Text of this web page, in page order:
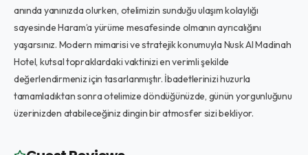
anında yanınızda olurken, otelimizin sunduğu ulaşım kolaylığı
sayesinde Haram’a yürüme mesafesinde olmanın ayrıcalığını
yaşarsınız. Modern mimarisi ve stratejik konumuyla Nusk Al Madinah
Hotel, kutsal topraklardaki vaktinizi en verimli şekilde
değerlendirmeniz için tasarlanmıştır. İbadetlerinizi huzurla
tamamladıktan sonra otelimize döndüğünüzde, günün yorgunluğunu
üzerinizden atabileceğiniz dingin bir atmosfer sizi bekliyor.